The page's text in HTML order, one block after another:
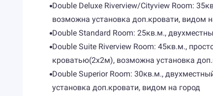
Double Deluxe Riverview/Cityview Room:
возможна установка доп.кровати, видом
Double Standard Room: 25кв.м.,
Double Suite Riverview Room: 45кв.м.,
кроватью(2х2м), возможна установка
Double Superior Room: 30кв.м.,
установка доп.кровати, видом на город